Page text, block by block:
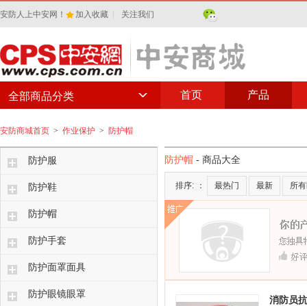
安防人上中安网！ 加入收藏 关注我们
首页 产品
全部商品分类
安防商城首页 > 作业保护 > 防护帽
防护服
防护鞋
防护帽
防护手套
防护面罩面具
防护眼镜眼罩
防护帽 - 商品大全
排序: ： 最热门 最新 所
消防员